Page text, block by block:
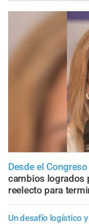
Desde el Congreso
cambios logrados
reelecto para
Un desafío logístico